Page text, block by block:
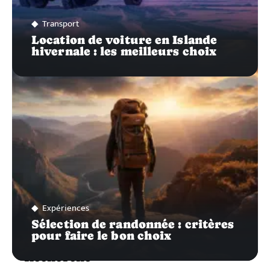
Transport
Location de voiture en Islande
hivernale : les meilleurs choix
Expériences
Sélection de randonnée : critères
pour faire le bon choix
Recherche